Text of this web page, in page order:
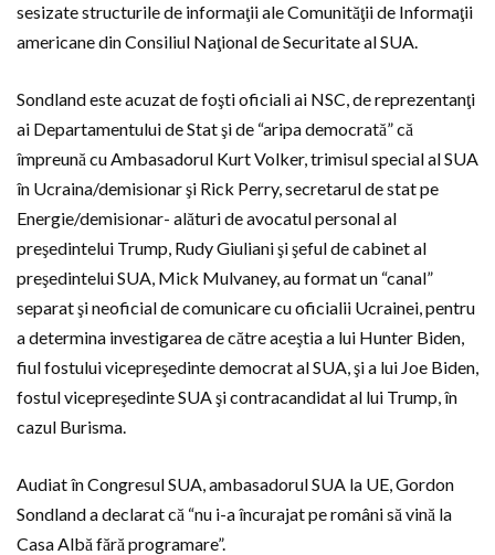
sesizate structurile de informaţii ale Comunităţii de Informaţii
americane din Consiliul Naţional de Securitate al SUA.
Sondland este acuzat de foşti oficiali ai NSC, de reprezentanţi
ai Departamentului de Stat şi de “aripa democrată” că
împreună cu Ambasadorul Kurt Volker, trimisul special al SUA
în Ucraina/demisionar şi Rick Perry, secretarul de stat pe
Energie/demisionar- alături de avocatul personal al
preşedintelui Trump, Rudy Giuliani şi şeful de cabinet al
preşedintelui SUA, Mick Mulvaney, au format un “canal”
separat şi neoficial de comunicare cu oficialii Ucrainei, pentru
a determina investigarea de către aceştia a lui Hunter Biden,
fiul fostului vicepreşedinte democrat al SUA, şi a lui Joe Biden,
fostul vicepreşedinte SUA şi contracandidat al lui Trump, în
cazul Burisma.
Audiat în Congresul SUA, ambasadorul SUA la UE, Gordon
Sondland a declarat că “nu i-a încurajat pe români să vină la
Casa Albă fără programare”.